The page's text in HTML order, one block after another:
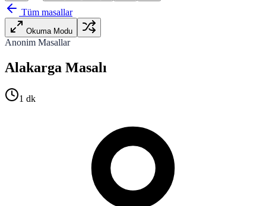
Tüm masallar
Okuma Modu
Anonim Masallar
Alakarga Masalı
1 dk